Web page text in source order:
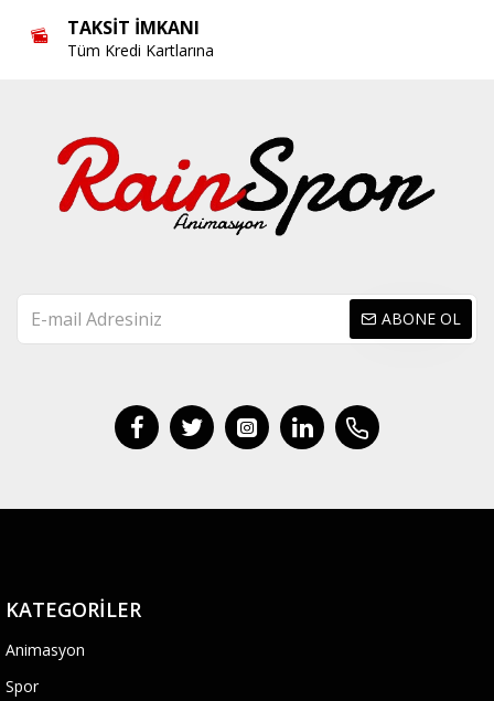
TAKSIT İMKANI
Tüm Kredi Kartlarına
ABONE OL
KATEGORILER
Animasyon
Spor